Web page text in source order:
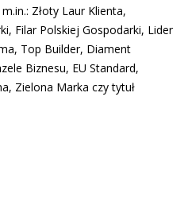
Złoty Laur Klienta,
Filar Polskiej Gospodarki, Lider
Top Builder, Diament
Biznesu, EU Standard,
Zielona Marka czy tytuł